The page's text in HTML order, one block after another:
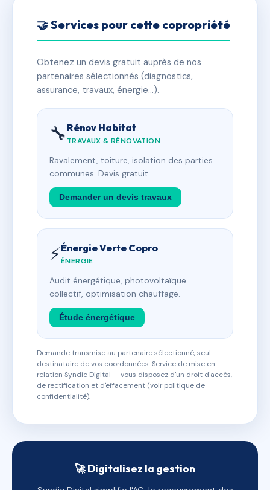
🤝 Services pour cette copropriété
Obtenez un devis gratuit auprès de nos
partenaires sélectionnés (diagnostics,
assurance, travaux, énergie…).
🔧 Rénov Habitat
TRAVAUX & RÉNOVATION
Ravalement, toiture, isolation des parties
communes. Devis gratuit.
Demander un devis travaux
⚡Énergie Verte Copro
ÉNERGIE
Audit énergétique, photovoltaïque
collectif, optimisation chauffage.
Étude énergétique
Demande transmise au partenaire sélectionné, seul
destinataire de vos coordonnées. Service de mise en
relation Syndic Digital — vous disposez d'un droit d'accès,
de rectification et d'effacement (voir politique de
confidentialité).
🚀 Digitalisez la gestion